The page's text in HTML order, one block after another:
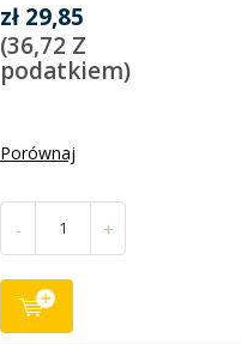
zł 29,85
(36,72 Z
podatkiem)
Porównaj
- +